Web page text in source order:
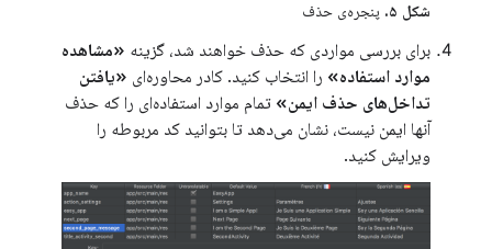
شکل ۵. پنجره‌ی حذف
برای بررسی مواردی که حذف خواهند شد، گزینه «مشاهده
موارد استفاده» را انتخاب کنید. کادر محاوره‌ای «یافتن
تداخل‌های حذف ایمن» تمام موارد استفاده‌ای را که حذف
آنها ایمن نیست، نشان می‌دهد تا بتوانید کد مربوطه را
ویرایش کنید.